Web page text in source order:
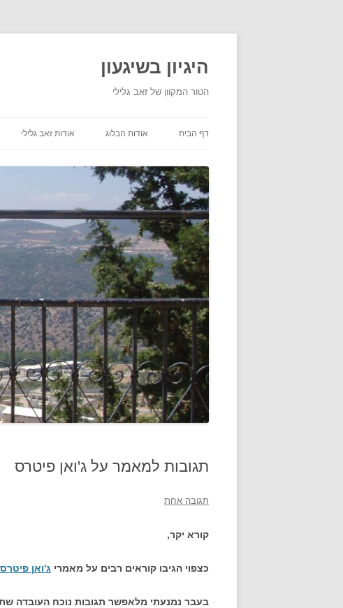
היגיון בשיגעון
הטור המקוון של זאב גלילי
דף הבית אודות הבלוג אודות זאב גלילי
תגובות למאמר על ג'ואן פיטרס
תגובה אחת
קורא יקר,
כצפוי הגיבו קוראים רבים על מאמרי ג'ואן
בעבר נמנעתי מלאפשר תגובות נוכח העובדה